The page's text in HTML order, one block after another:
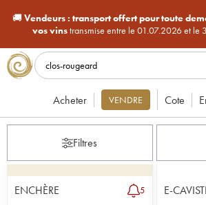
🚚Vendeurs : transport offert pour toute
vos vinstransmise entre le 01.07.2026 et le
Acheter VENDRE Cote
Filtres
ENCHÈRE 5 E-